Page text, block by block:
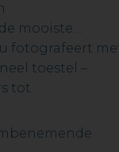
mooiste
fotografeert
toestel –
tot